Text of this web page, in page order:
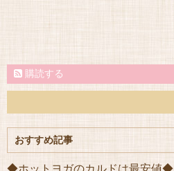
購読する
おすすめ記事